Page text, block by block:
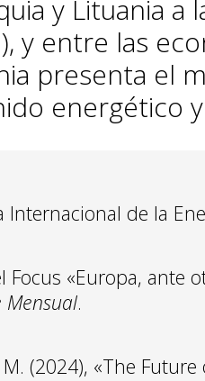
y Lituania a
y entre las
presenta el
energético
Internacional de la
Focus «Europa, ante
Mensual.
(2024), «The